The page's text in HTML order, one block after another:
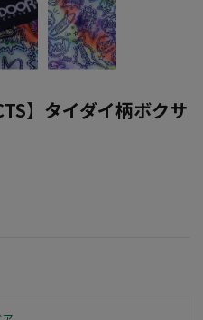
】タイダイ柄ボクサ